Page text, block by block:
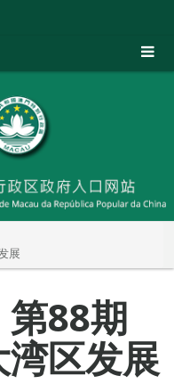
展
第88期
区发展